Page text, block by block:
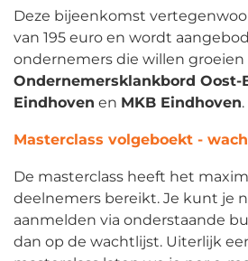
Deze bijeenkomst
van 195 euro en wordt
ondernemers die willen groeien
Ondernemersklankbord Oost-
Eindhoven en MKB Eindhoven.
Masterclass volgeboekt -
De masterclass heeft het
deelnemers bereikt. Je kunt je
aanmelden via onderstaande
dan op de wachtlijst. Uiterlijk